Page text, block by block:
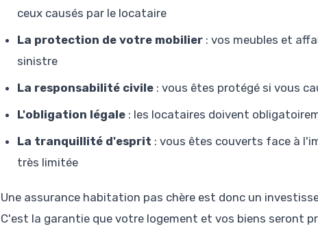
ceux causés par le locataire
La protection de votre mobilier : vos meubles et
sinistre
La responsabilité civile : vous êtes protégé si vous
L'obligation légale : les locataires doivent
La tranquillité d'esprit : vous êtes couverts face à
très limitée
Une assurance habitation pas chère est donc un
C'est la garantie que votre logement et vos biens seront